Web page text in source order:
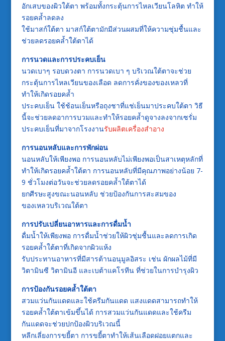
อักเสบของผิวใต้ตา พร้อมทั้งกระตุ้นการไหลเวียนโลหิต ทำให้
รอยคล้ำลดลง
ใช้มาสก์ใต้ตา มาสก์ใต้ตามักมีส่วนผสมที่ให้ความชุ่มชื้นและ
ช่วยลดรอยคล้ำใต้ตาได้
การนวดและการประคบเย็น
นวดเบาๆ รอบดวงตา การนวดเบา ๆ บริเวณใต้ตาจะช่วย
กระตุ้นการไหลเวียนของเลือด ลดการคั่งของของเหลวที่
ทำให้เกิดรอยคล้ำ
ประคบเย็น ใช้ช้อนเย็นหรือถุงชาที่แช่เย็นมาประคบใต้ตา วิธี
นี้จะช่วยลดอาการบวมและทำให้รอยคล้ำดูจางลงจากเซรั่ม
ประคบเย็นที่มาจากโรงงานรับผลิตเครื่องสำอาง
การนอนหลับและการพักผ่อน
นอนหลับให้เพียงพอ การนอนหลับไม่เพียงพอเป็นสาเหตุหลักที่
ทำให้เกิดรอยคล้ำใต้ตา การนอนหลับที่มีคุณภาพอย่างน้อย 7-
9 ชั่วโมงต่อวันจะช่วยลดรอยคล้ำใต้ตาได้
ยกศีรษะสูงขณะนอนหลับ ช่วยป้องกันการสะสมของ
ของเหลวบริเวณใต้ตา
การปรับเปลี่ยนอาหารและการดื่มน้ำ
ดื่มน้ำให้เพียงพอ การดื่มน้ำช่วยให้ผิวชุ่มชื้นและลดการเกิด
รอยคล้ำใต้ตาที่เกิดจากผิวแห้ง
รับประทานอาหารที่มีสารต้านอนุมูลอิสระ เช่น ผักผลไม้ที่มี
วิตามินซี วิตามินอี และเบต้าแคโรทีน ที่ช่วยในการบำรุงผิว
การป้องกันรอยคล้ำใต้ตา
สวมแว่นกันแดดและใช้ครีมกันแดด แสงแดดสามารถทำให้
รอยคล้ำใต้ตาเข้มขึ้นได้ การสวมแว่นกันแดดและใช้ครีม
กันแดดจะช่วยปกป้องผิวบริเวณนี้
หลีกเลี่ยงการขยี้ตา การขยี้ตาทำให้เส้นเลือดฝอยแตกและ